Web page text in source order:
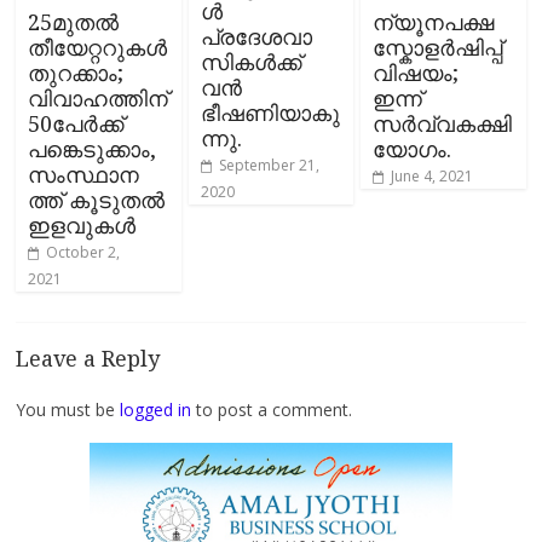
25മുതൽ
തീയേറ്ററുകൾ
തുറക്കാം;
വിവാഹത്തിന്
50പേർക്ക്
പങ്കെടുക്കാം,
സംസ്ഥാന
ത്ത് കൂടുതൽ
ഇളവുകൾ
October 2,
2021
ൾ
പ്രദേശവാ
സികൾക്ക്
വൻ
ഭീഷണിയാകു
ന്നു.
September 21,
2020
ന്യൂനപക്ഷ
സ്കോളർഷിപ്പ്‌
വിഷയം;
ഇന്ന്
സര്‍വ്വകക്ഷി
യോഗം.
June 4, 2021
Leave a Reply
You must belogged in to post a comment.